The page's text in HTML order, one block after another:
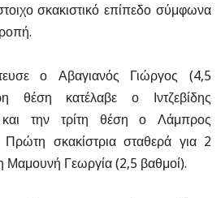
σκακιστικό επίπεδο σύμφωνα
ο Αβαγιανός Γιώργος (4,5
θέση κατέλαβε ο Ιντζεβίδης
την τρίτη θέση
ο Λάμπρος
Πρώτη σκακίστρια σταθερά για 2
Μαμουνή Γεωργία (2,5 βαθμοί).